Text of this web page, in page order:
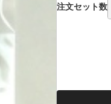
注文セット数